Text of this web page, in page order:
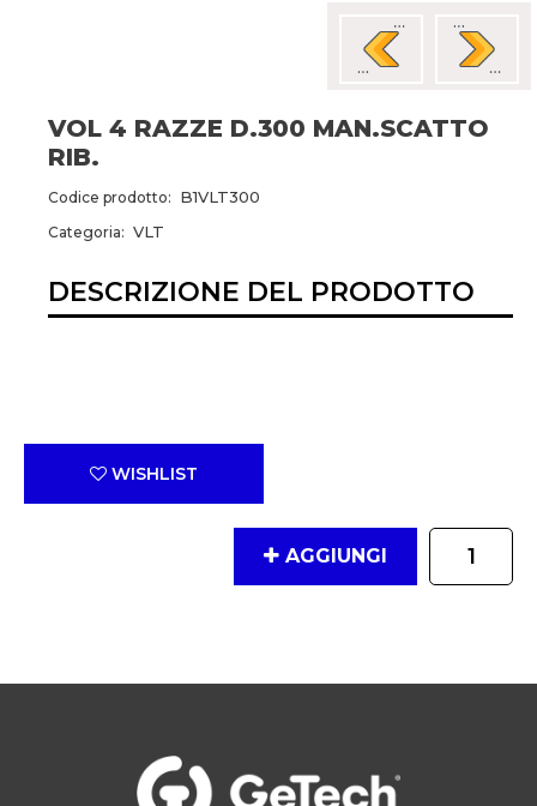
VOL 4 RAZZE D.300 MAN.SCATTO
RIB.
Codice prodotto: B1VLT300
Categoria: VLT
DESCRIZIONE DEL PRODOTTO
WISHLIST
AGGIUNGI